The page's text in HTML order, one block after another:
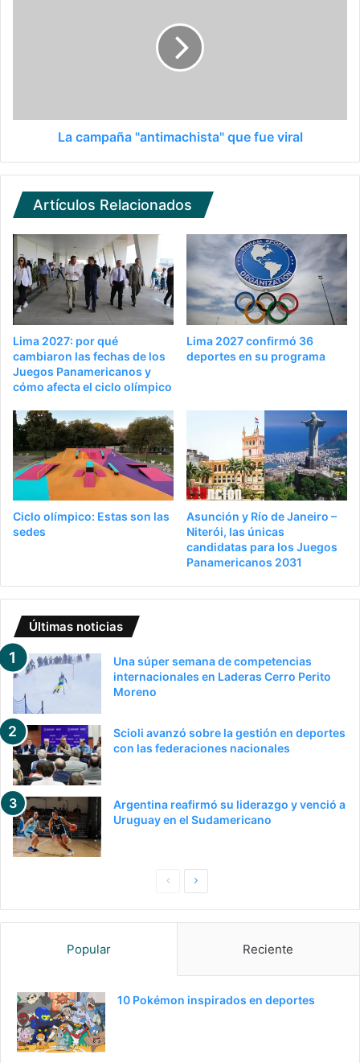
La campaña "antimachista" que fue viral
Artículos Relacionados
Lima 2027: por qué
cambiaron las fechas de los
Juegos Panamericanos y
cómo afecta el ciclo olímpico
Lima 2027 confirmó 36
deportes en su programa
Ciclo olímpico: Estas son las
sedes
Asunción y Río de Janeiro –
Niterói, las únicas
candidatas para los Juegos
Panamericanos 2031
Últimas noticias
Una súper semana de competencias
internacionales en Laderas Cerro Perito
Moreno
Scioli avanzó sobre la gestión en deportes
con las federaciones nacionales
Argentina reafirmó su liderazgo y venció a
Uruguay en el Sudamericano
PaginaSiguiente
Popular Reciente
10 Pokémon inspirados en deportes